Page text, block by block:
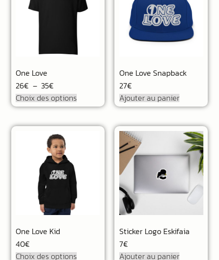
One Love
26€ – 35€
Choix des options
One Love Snapback
27€
Ajouter au panier
One Love Kid
40€
Choix des options
Sticker Logo Eskifaia
7€
Ajouter au panier